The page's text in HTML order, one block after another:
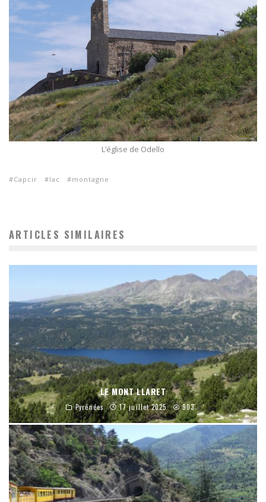
L’église de Odello
Capcir lac montagne
ARTICLES SIMILAIRES
LE MONT LLARET
Pyrénées 17 juillet 2025 903